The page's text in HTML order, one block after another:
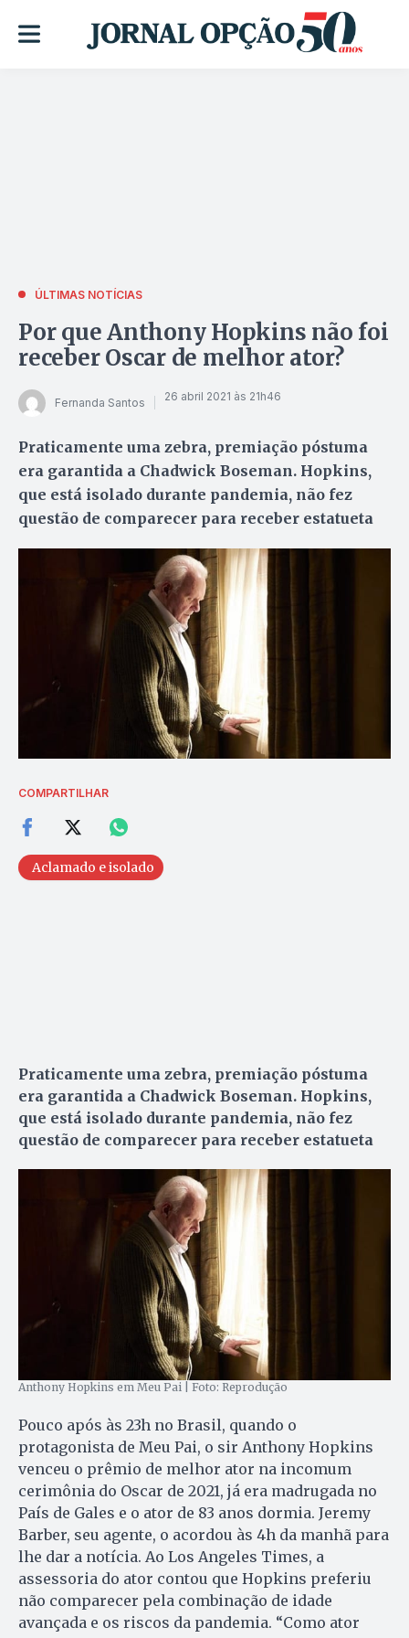
ÚLTIMAS NOTÍCIAS
Por que Anthony Hopkins não foi
receber Oscar de melhor ator?
Fernanda Santos 26 abril 2021 às 21h46
Praticamente uma zebra, premiação póstuma
era garantida a Chadwick Boseman. Hopkins,
que está isolado durante pandemia, não fez
questão de comparecer para receber estatueta
COMPARTILHAR
Aclamado e isolado
Praticamente uma zebra, premiação póstuma
era garantida a Chadwick Boseman. Hopkins,
que está isolado durante pandemia, não fez
questão de comparecer para receber estatueta
Anthony Hopkins em Meu Pai | Foto: Reprodução
Pouco após às 23h no Brasil, quando o
protagonista de Meu Pai, o sir Anthony Hopkins
venceu o prêmio de melhor ator na incomum
cerimônia do Oscar de 2021, já era madrugada no
País de Gales e o ator de 83 anos dormia. Jeremy
Barber, seu agente, o acordou às 4h da manhã para
lhe dar a notícia. Ao Los Angeles Times, a
assessoria do ator contou que Hopkins preferiu
não comparecer pela combinação de idade
avançada e os riscos da pandemia. “Como ator